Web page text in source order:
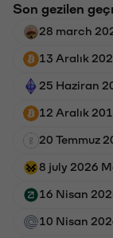
Son gezilen
28 march
13 Aralık
25 Haziran
12 Aralık
20 Temmuz
8 july 2026
16 Nisan
10 Nisan